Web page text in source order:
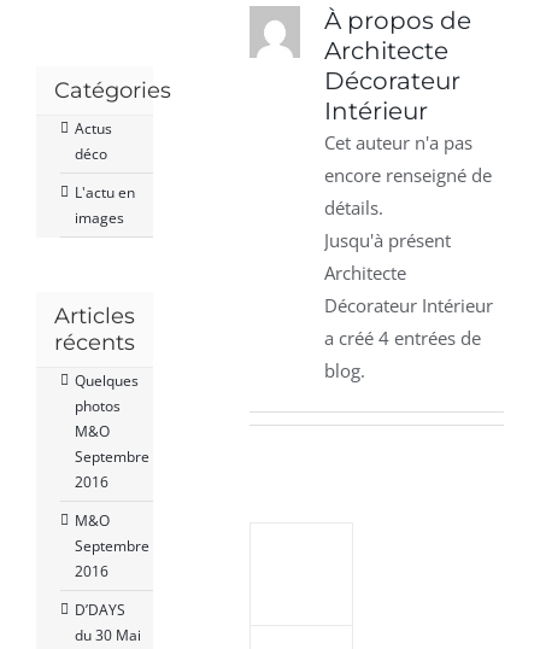
À propos de
Architecte
Décorateur
Intérieur
Cet auteur n'a pas
encore renseigné de
détails.
Jusqu'à présent
Architecte
Décorateur Intérieur
a créé 4 entrées de
blog.
Catégories
Actus
déco
L'actu en
images
Articles
récents
Quelques
photos
M&O
Septembre
2016
M&O
Septembre
2016
D’DAYS
du 30 Mai